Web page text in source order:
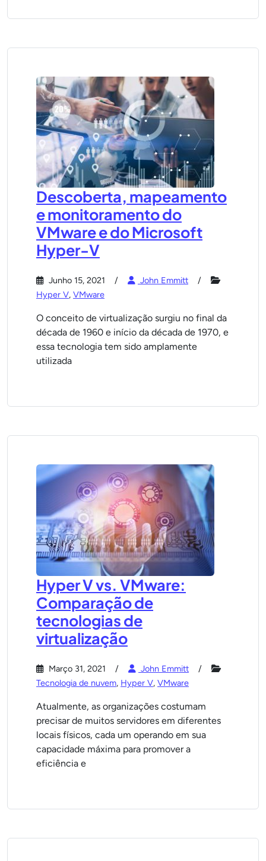
Descoberta, mapeamento
e monitoramento do
VMware e do Microsoft
Hyper-V
Junho 15, 2021
John Emmitt
Hyper V, VMware
O conceito de virtualização surgiu no final da
década de 1960 e início da década de 1970, e
essa tecnologia tem sido amplamente
utilizada
Hyper V vs. VMware:
Comparação de
tecnologias de
virtualização
Março 31, 2021
John Emmitt
Tecnologia de nuvem, Hyper V, VMware
Atualmente, as organizações costumam
precisar de muitos servidores em diferentes
locais físicos, cada um operando em sua
capacidade máxima para promover a
eficiência e